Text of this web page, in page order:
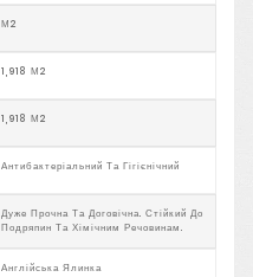
М2
1,918 М2
1,918 М2
Антибактеріальний Та Гігієнічний
Дуже Прочна Та Договічна. Стійкий До
Подряпин Та Хімічним Речовинам.
Англійська Ялинка